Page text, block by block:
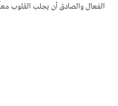
الفعال والصادق أن يجلب القلوب